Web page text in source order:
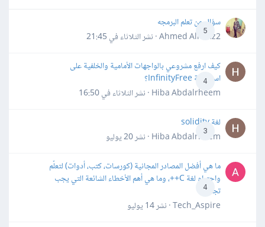
5
سؤال عن تعلم البرمجه
Ahmed Alhafiz2 · نشر
الثلاثاء في 21:45
4
كيف ارفع مشروعي بالواجهات الأمامية والخلفية على
استضافة InfinityFree؟
Hiba Abdalrheem · نشر
الثلاثاء في 16:50
3
لغة solidity
Hiba Abdalrheem · نشر
20 يوليو
4
ما هي أفضل المصادر المجانية (كورسات، كتب، أدوات) لتعلّم
واحترام لغة C++، وما هي أهم الأخطاء الشائعة التي يجب
تجنبها؟
Tech_Aspire · نشر
14 يوليو